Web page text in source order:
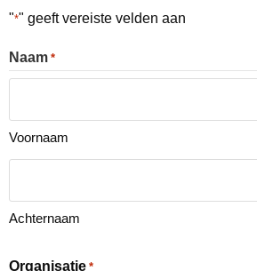
"*" geeft vereiste velden aan
Naam *
Voornaam
Achternaam
Organisatie *